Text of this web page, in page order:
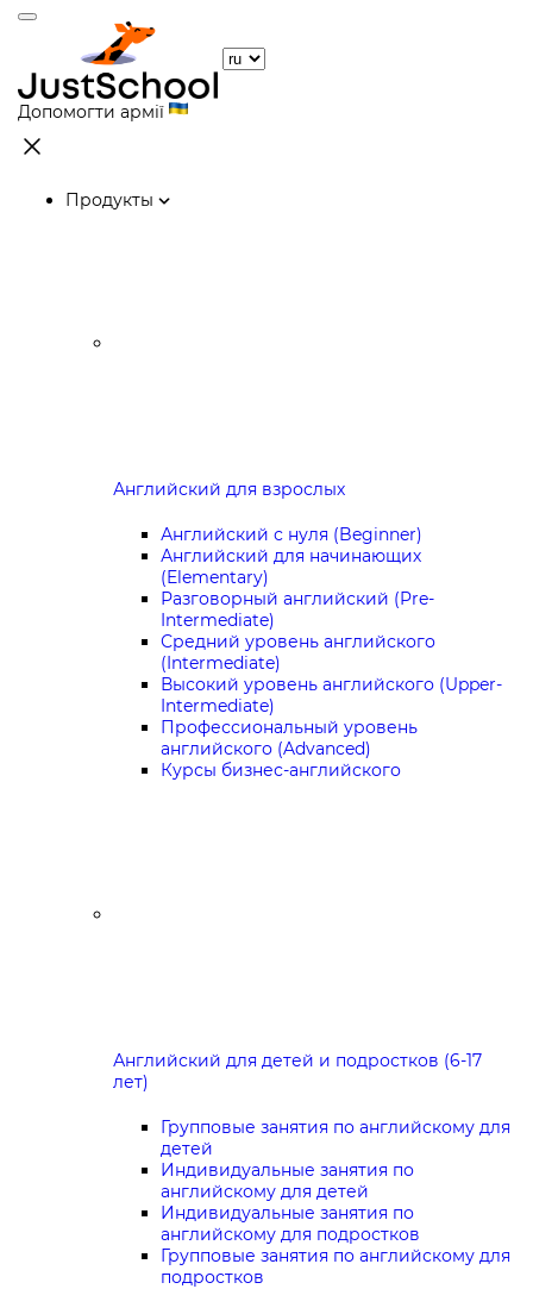
Допомогти армії
Продукты
Английский для взрослых
Английский с нуля (Beginner)
Английский для начинающих
(Elementary)
Разговорный английский (Pre-
Intermediate)
Средний уровень английского
(Intermediate)
Высокий уровень английского (Upper-
Intermediate)
Профессиональный уровень
английского (Advanced)
Курсы бизнес-английского
Английский для детей и подростков (6-17
лет)
Групповые занятия по английскому для
детей
Индивидуальные занятия по
английскому для детей
Индивидуальные занятия по
английскому для подростков
Групповые занятия по английскому для
подростков